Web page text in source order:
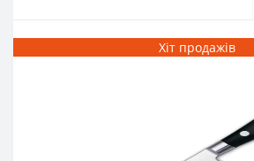
Хіт продажів